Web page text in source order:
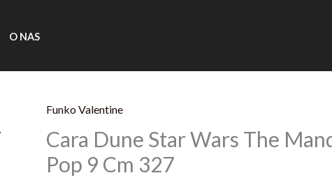
O NAS
Funko Valentine
Cara Dune Star Wars The
Pop 9 Cm 327
Pierwotna
cena
cena
ilość
Cara
Dune
Star